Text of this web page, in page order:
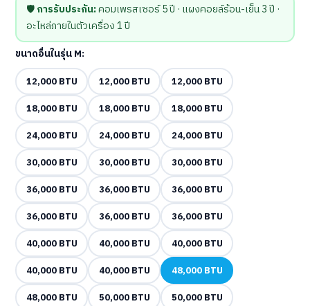
🛡️การรับประกัน:คอมเพรสเซอร์ 5 ปี · แผงคอยล์ร้อน-เย็น 3 ปี ·
อะไหล่ภายในตัวเครื่อง 1 ปี
ขนาดอื่นในรุ่น M:
12,000 BTU
12,000 BTU
12,000 BTU
18,000 BTU
18,000 BTU
18,000 BTU
24,000 BTU
24,000 BTU
24,000 BTU
30,000 BTU
30,000 BTU
30,000 BTU
36,000 BTU
36,000 BTU
36,000 BTU
36,000 BTU
36,000 BTU
36,000 BTU
40,000 BTU
40,000 BTU
40,000 BTU
40,000 BTU
40,000 BTU
48,000 BTU
48,000 BTU
50,000 BTU
50,000 BTU